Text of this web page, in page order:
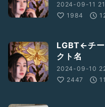
2024-09-11
1984
LGBT←チ
クト名
2024-09-10
2447